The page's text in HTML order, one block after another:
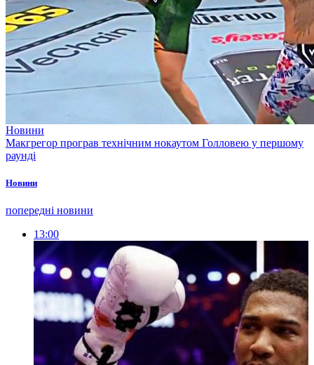
Новини
Макгрегор програв технічним нокаутом Голловею у першому
раунді
Новини
попередні новини
13:00